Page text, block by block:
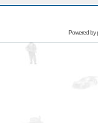
Powered by